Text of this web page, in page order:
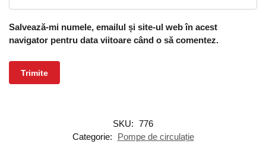
Salvează-mi numele, emailul și site-ul web în acest
navigator pentru data viitoare când o să comentez.
SKU: 776
Categorie:
Pompe de circulație